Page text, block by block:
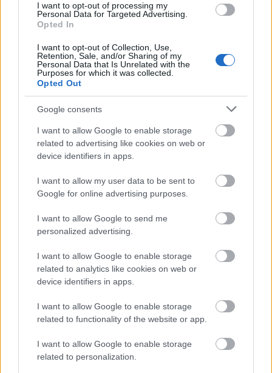
I want to opt-out of processing my
Personal Data for Targeted Advertising.
Opted In
I want to opt-out of Collection, Use,
Retention, Sale, and/or Sharing of my
Personal Data that Is Unrelated with the
Purposes for which it was collected.
Opted Out
Google consents
I want to allow Google to enable storage
related to advertising like cookies on web or
device identifiers in apps.
I want to allow my user data to be sent to
Google for online advertising purposes.
I want to allow Google to send me
personalized advertising.
I want to allow Google to enable storage
related to analytics like cookies on web or
device identifiers in apps.
I want to allow Google to enable storage
related to functionality of the website or app.
I want to allow Google to enable storage
related to personalization.
"Bár sok kihívással kellett szembenéznem, az elmúlt
öt év inkább megerősített: most, hogy jobban
ismerem a korlátainkat és lehetőségeinket, úgy
érzem, megfontoltabban, kiegyensúlyozottabban
tudom a színházat vezetni. (…) Ahogy elődeim, én is
szeretném megőrizni ezt a színházat az igényes
prózai művek számára. A Vígszínház tradícióiból
számomra kiemelkedően fontos elem a nyitottság.
Az érték és a népszerűség kettős célkitűzése. A piaci
kényszerek és társadalmi felelősségünk egyaránt a
legjobb értelemben vett népszínházi profilt jelöli ki
számunkra" - fejtette kiEszenyi Enikő.